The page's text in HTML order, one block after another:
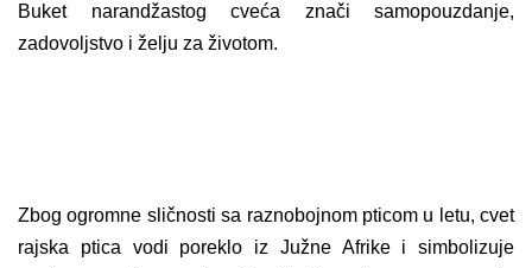
Buket narandžastog cveća znači samopouzdanje,
zadovoljstvo i želju za životom.
Zbog ogromne sličnosti sa raznobojnom pticom u letu, cvet
rajska ptica vodi poreklo iz Južne Afrike i simbolizuje